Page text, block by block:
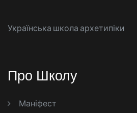
Українська школа архетипіки
Про Школу
Маніфест